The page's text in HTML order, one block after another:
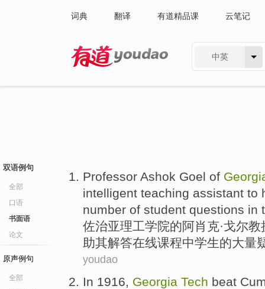
词典 翻译 有道精品课 云笔记
中英
双语例句
全部
口语
书面语
论文
原声例句
全部
Professor Ashok Goel of
intelligent teaching assistant to
number of student questions in
佐治亚理工学院的阿肖克·戈尔教
助其解答在线课程中学生的大量
youdao
In 1916, Georgia Tech beat